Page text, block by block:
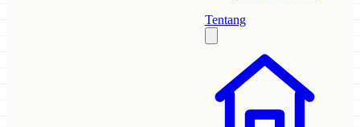
Tentang